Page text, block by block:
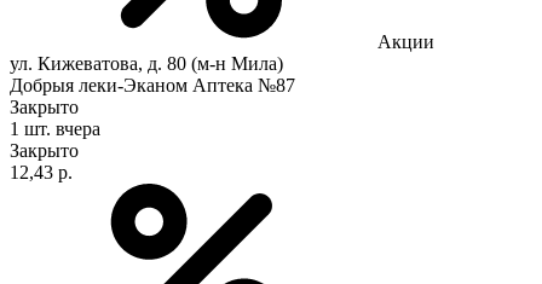
Акции
ул. Кижеватова, д. 80 (м-н Мила)
Добрыя леки-Эканом Аптека №87
Закрыто
1 шт. вчера
Закрыто
12,43 р.